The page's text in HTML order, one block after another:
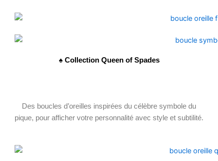
♠️ Collection Queen of Spades
Des boucles d’oreilles inspirées du célèbre symbole du
pique, pour afficher votre personnalité avec style et subtilité.